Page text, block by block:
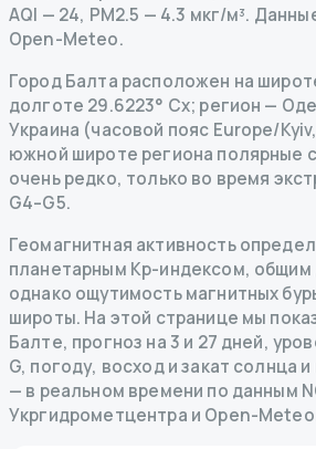
AQI — 24, PM2.5 — 4.3 мкг/м³.
Open-Meteo.
Город Балта расположен на
долготе 29.6223° Сх; регион —
Украина (часовой пояс Europe/
южной широте региона полярные
очень редко, только во время
G4–G5.
Геомагнитная активность
планетарным Kp-индексом, общим
однако ощутимость магнитных
широты. На этой странице мы
Балте, прогноз на 3 и 27 дней,
G, погоду, восход и закат солнца
— в реальном времени по данным
Укргидрометцентра и Open-